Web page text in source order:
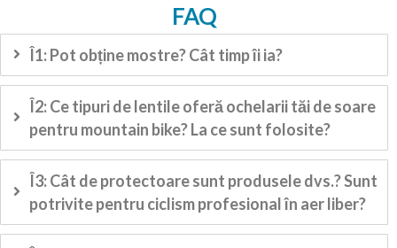
FAQ
Î1: Pot obține mostre? Cât timp îi ia?
Î2: Ce tipuri de lentile oferă ochelarii tăi de soare
pentru mountain bike? La ce sunt folosite?
Î3: Cât de protectoare sunt produsele dvs.? Sunt
potrivite pentru ciclism profesional în aer liber?